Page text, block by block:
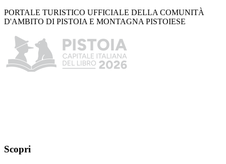
PORTALE TURISTICO UFFICIALE DELLA COMUNITÀ
D'AMBITO DI PISTOIA E MONTAGNA PISTOIESE
Scopri